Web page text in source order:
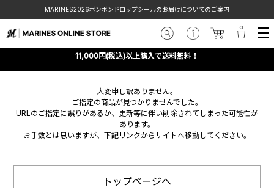
MARINES2026ボンボンドロップシールのお届けについてのご案内
11,000円(税込)以上購入で送料無料！
大変申し訳ありません。
ご指定の商品が見つかりませんでした。
URLのご指定に誤りがあるか、更新等に伴い削除されてしまった可能性が
あります。
お手数とは思いますが、下記リンクからサイトへ移動してください。
トップページへ